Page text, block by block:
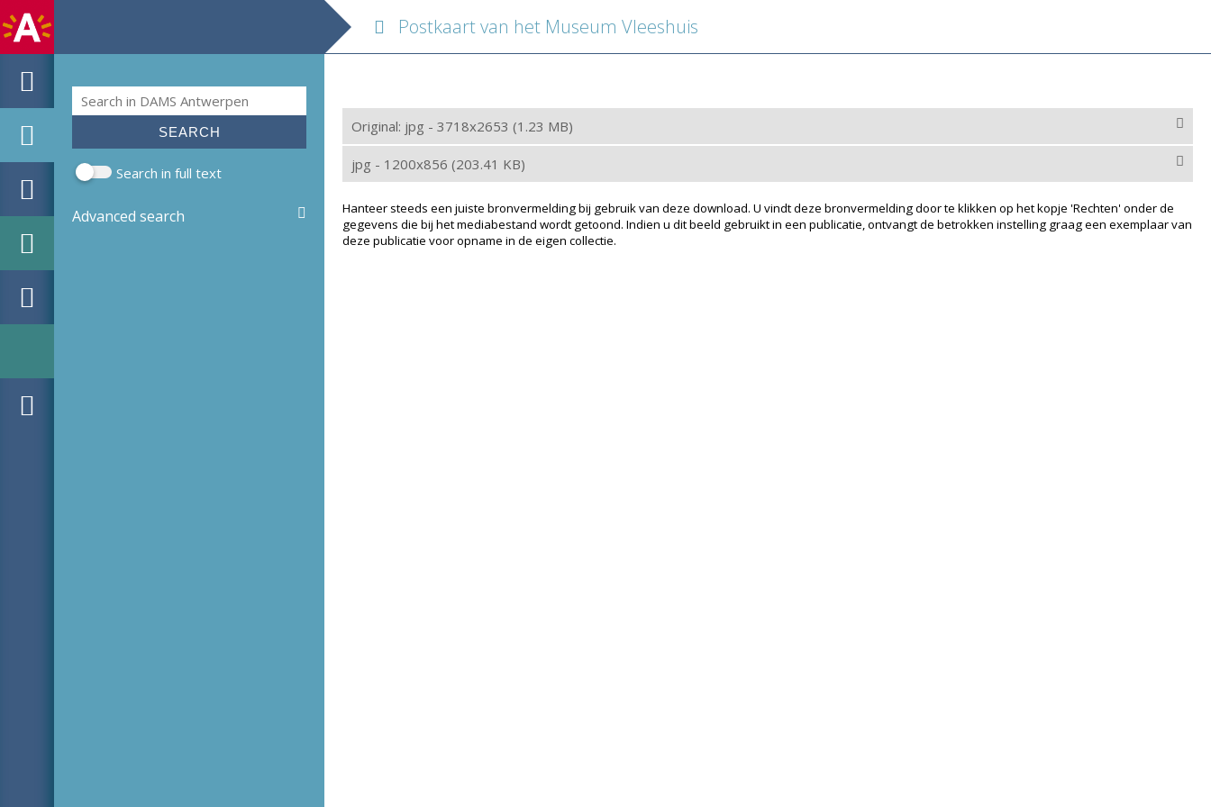
Search form
Search
Search in full text
Advanced search
Postkaart van het Museum Vleeshuis
Original: jpg - 3718x2653 (1.23 MB)
jpg - 1200x856 (203.41 KB)
Hanteer steeds een juiste bronvermelding bij gebruik van deze download. U vindt deze bronvermelding door te klikken op het kopje 'Rechten' onder de
gegevens die bij het mediabestand wordt getoond. Indien u dit beeld gebruikt in een publicatie, ontvangt de betrokken instelling graag een exemplaar van
deze publicatie voor opname in de eigen collectie.